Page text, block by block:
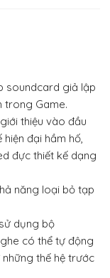
soundcard giả lập
trong Game.
thiệu vào đầu
đại hầm hố,
đực thiết kế dạng
năng loại bỏ tạp
dụng bộ
có thể tự động
thế hệ trước